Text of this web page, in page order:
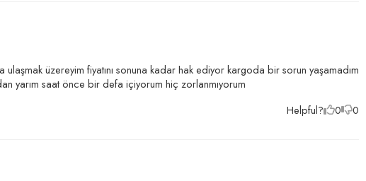
Helpful? 0 0
üzereyim fiyatını sonuna kadar hak ediyor kargoda bir sorun yaşamadım
yarım saat önce bir defa içiyorum hiç zorlanmıyorum